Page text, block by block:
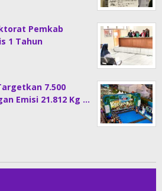
Pemkab
1 Tahun
7.500
Emisi 21.812 Kg …